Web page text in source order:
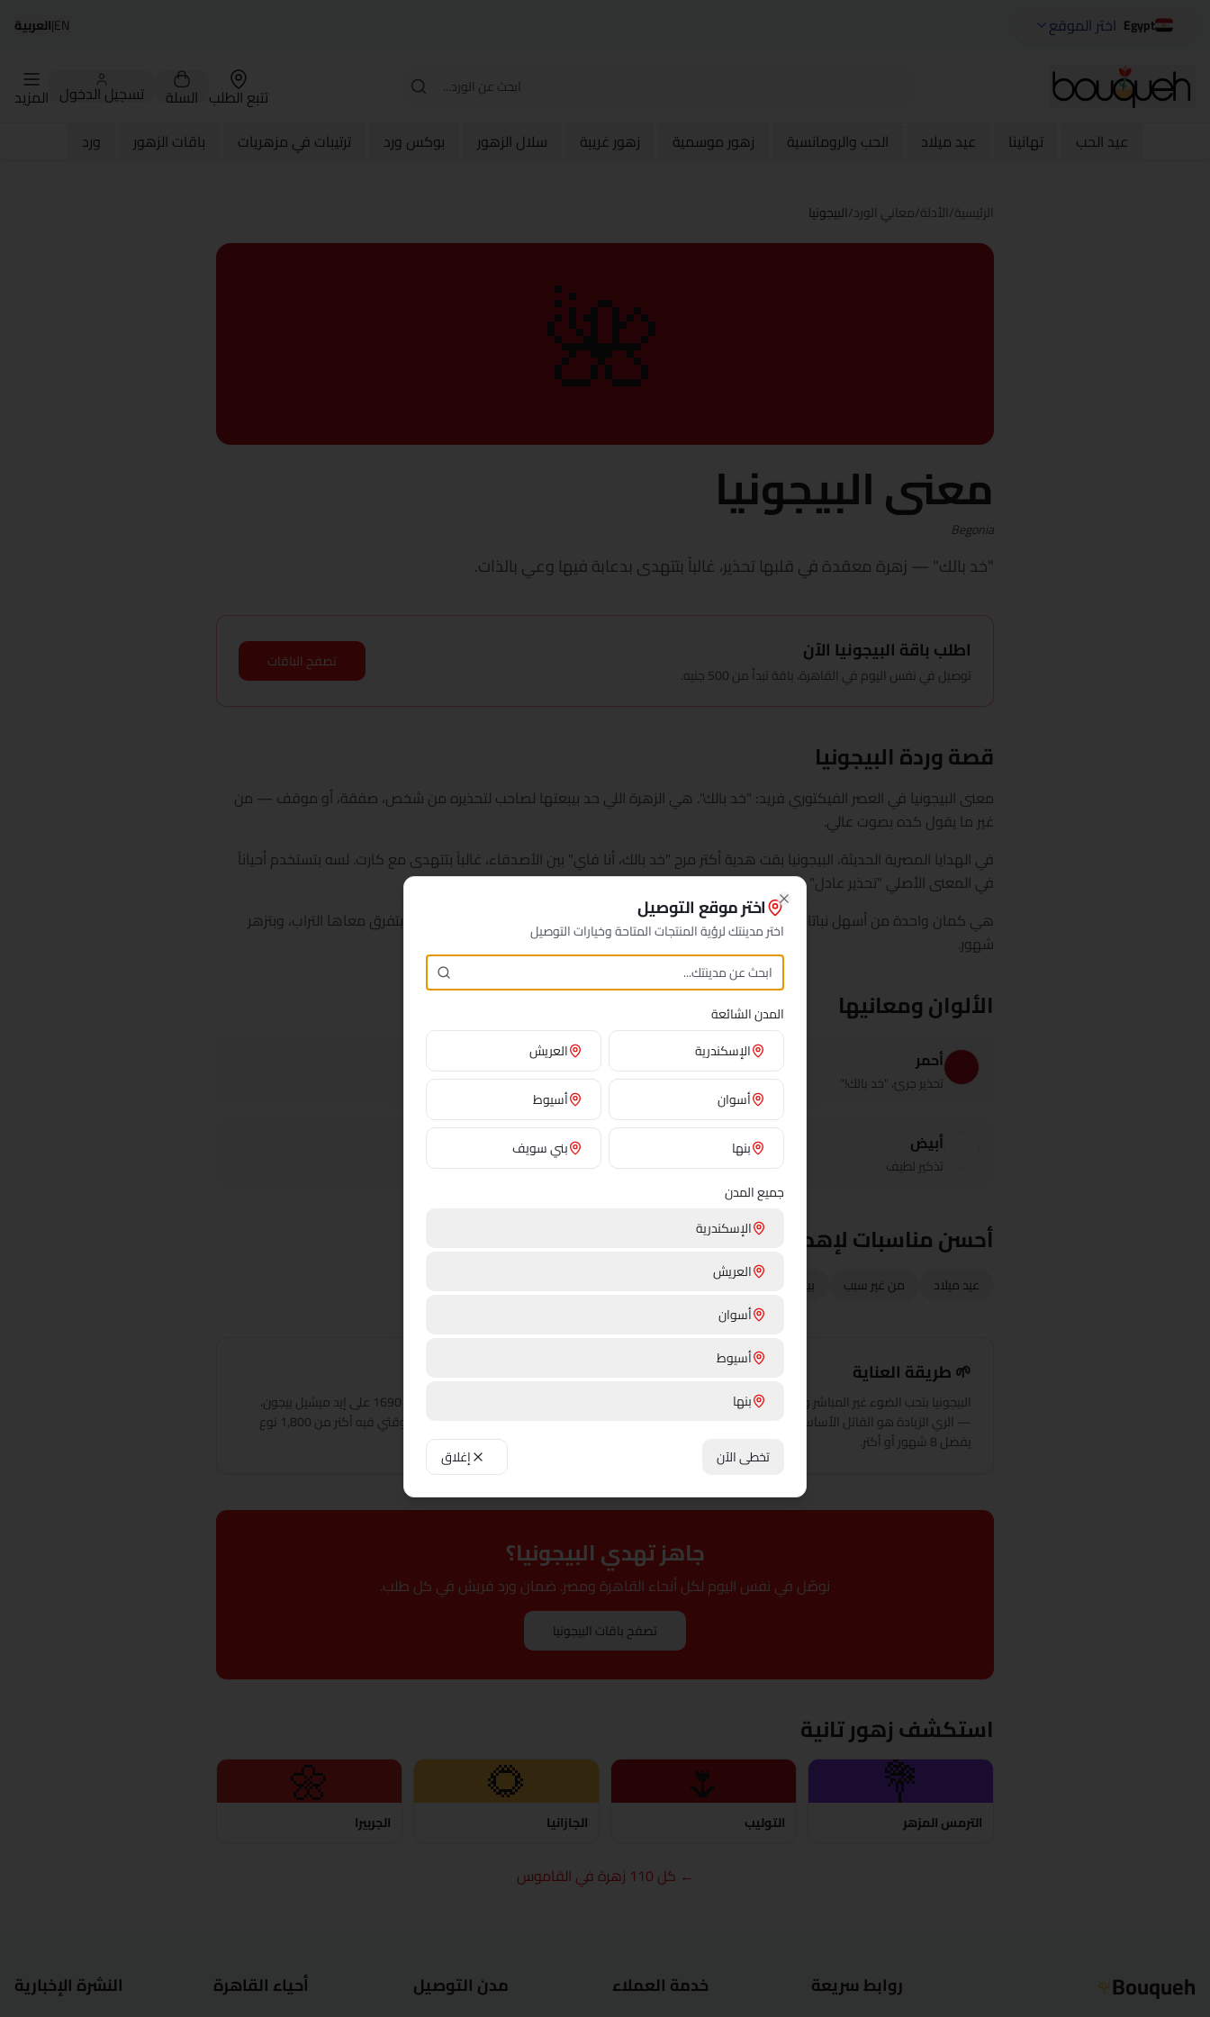
Egypt اختر الموقع EN
|العربية
تتبع الطلب السلة تسجيل الدخول المزيد
ورد
باقات الزهور ترتيبات في مزهريات بوكس ورد سلال الزهور زهور غريبة زهور موسمية الحب والرومانسية عيد ميلاد تهانينا عيد الحب
الرئيسية/ الأدلة/معاني الورد/البيجونيا
🌺
معنى البيجونيا
Begonia
"خد بالك" — زهرة معقدة في قلبها تحذير، غالباً بتتهدى بدعابة فيها وعي بالذات.
اطلب باقة البيجونيا الآن
توصيل في نفس اليوم في القاهرة، باقة تبدأ من 500 جنيه.
تصفح الباقات
قصة وردة البيجونيا
معنى البيجونيا في العصر الفيكتوري فريد: "خد بالك". هي الزهرة اللي حد بيبعتها لصاحب لتحذيره من شخص، صفقة، أو موقف — من
غير ما يقول كده بصوت عالي.
في الهدايا المصرية الحديثة، البيجونيا بقت هدية أكتر مرح "خد بالك، أنا فاي" بين الأصدقاء، غالباً بتتهدى مع كارت. لسه بتستخدم أحياناً
في المعنى الأصلي "تحذير عادل" بين البالغين المقربين.
هي كمان واحدة من أسهل نباتات الإزهار الداخلية لشقق القاهرة — بتتحمل الإضاءة المنخفضة، مش بتفرق معاها التراب، وبتزهر
شهور.
الألوان ومعانيها
أحمر
تحذير جرئ، "خد بالك!"
وردي
حذر مرح، دعابة
أبيض
تذكير لطيف
أصفر
تحذير مبتهج
أحسن مناسبات لإهدائها
عيد ميلاد من غير سبب بيت جديد شكراً
🌱 طريقة العناية
البيجونيا بتحب الضوء غير المباشر والتربة اللي بتصرّف الماية كويس
— الري الزيادة هو القاتل الأساسي ليها. الإزهار في البيت ممكن
يفضل 8 شهور أو أكتر.
البيجونيا اتكتشفت في البرازيل سنة 1690 على إيد ميشيل بيجون،
حاكم فرنسي — واتسمت عليه. دلوقتي فيه أكتر من 1,800 نوع
بيتزرع في العالم.
جاهز تهدي البيجونيا؟
نوصّل في نفس اليوم لكل أنحاء القاهرة ومصر. ضمان ورد فريش في كل طلب.
تصفح باقات البيجونيا
استكشف زهور تانية
💐
الترمس المزهر
🌷
التوليب
🌻
الجازانيا
🌼
الجربيرا
← كل 110 زهرة في القاموس
Bouqueh
🌹
روابط سريعة خدمة العملاء مدن التوصيل أحياء القاهرة النشرة الإخبارية
اختر موقع التوصيل
اختر مدينتك لرؤية المنتجات المتاحة وخيارات التوصيل
المدن الشائعة
الإسكندرية
العريش
أسوان أسيوط
بنها
بني سويف
جميع المدن
الإسكندرية
العريش
أسوان
أسيوط
بنها
الإسماعيلية
كفر الشيخ
تخطى الآن إغلاق
Close